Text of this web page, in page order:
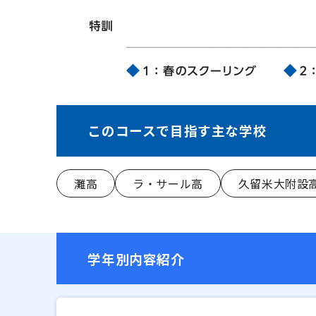
このコースで目指す主な学校
灘高 ラ・サール高 久留米大附設
学年別内容紹介